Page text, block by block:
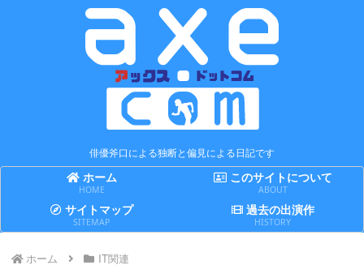
俳優斧口による独断と偏見による日記です
ホーム
HOME
このサイトについて
ABOUT
サイトマップ
SITEMAP
過去の出演作
HISTORY
ホーム IT関連